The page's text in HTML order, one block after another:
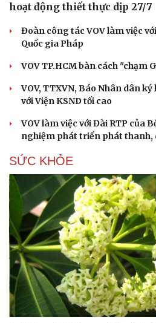
hoạt động thiết thực dịp 27/7
Đoàn công tác VOV làm việc
Quốc gia Pháp
VOV TP.HCM bàn cách "chạm
VOV, TTXVN, Báo Nhân dân
với Viện KSND tối cao
VOV làm việc với Đài RTP của
nghiệm phát triển phát thanh,
SỨC KHỎE